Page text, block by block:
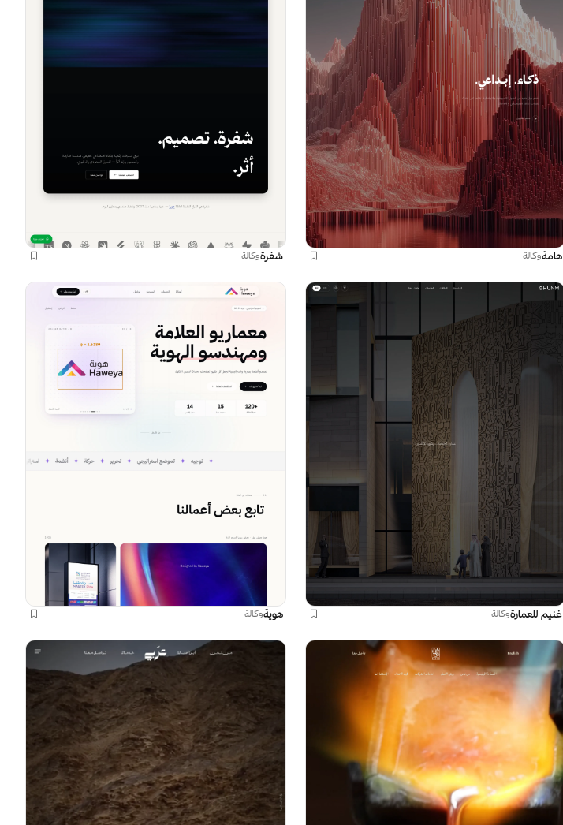
هامةوكالة شفرةوكالة
غنيم للعمارةوكالة هويةوكالة